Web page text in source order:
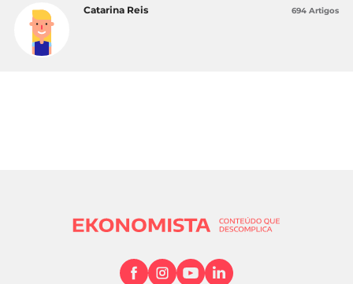
Catarina Reis 694 Artigos